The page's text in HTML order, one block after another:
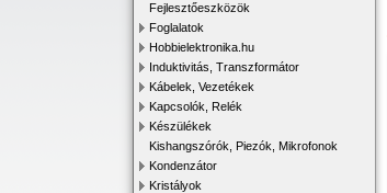
Fejlesztőeszközök
Foglalatok
Hobbielektronika.hu
Induktivitás, Transzformátor
Kábelek, Vezetékek
Kapcsolók, Relék
Készülékek
Kishangszórók, Piezók, Mikrofonok
Kondenzátor
Kristályok